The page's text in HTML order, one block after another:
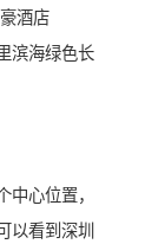
酒店
滨海绿色长
心位置，
以看到深圳